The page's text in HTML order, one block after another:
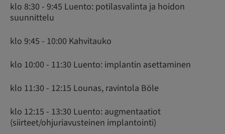
klo 8:30 - 9:45 Luento: potilasvalinta ja hoidon
suunnittelu
klo 9:45 - 10:00 Kahvitauko
klo 10:00 - 11:30 Luento: implantin asettaminen
klo 11:30 - 12:15 Lounas, ravintola Böle
klo 12:15 - 13:30 Luento: augmentaatiot
(siirteet/ohjuriavusteinen implantointi)